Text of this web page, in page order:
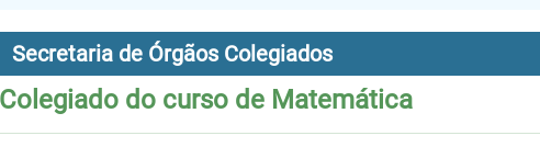
Secretaria de Órgãos Colegiados
Colegiado do curso de Matemática